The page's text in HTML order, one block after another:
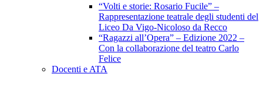
“Volti e storie: Rosario Fucile” –
Rappresentazione teatrale degli studenti del
Liceo Da Vigo-Nicoloso da Recco
“Ragazzi all’Opera” – Edizione 2022 –
Con la collaborazione del teatro Carlo
Felice
Docenti e ATA